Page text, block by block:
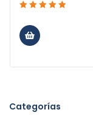
Categorías